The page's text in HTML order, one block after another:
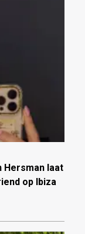
Hersman laat
op Ibiza